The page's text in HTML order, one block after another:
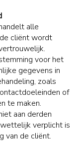
alle
cliënt wordt
voor het
gegevens in
zoals
of
te maken.
aan derden
verplicht is
van de cliënt.